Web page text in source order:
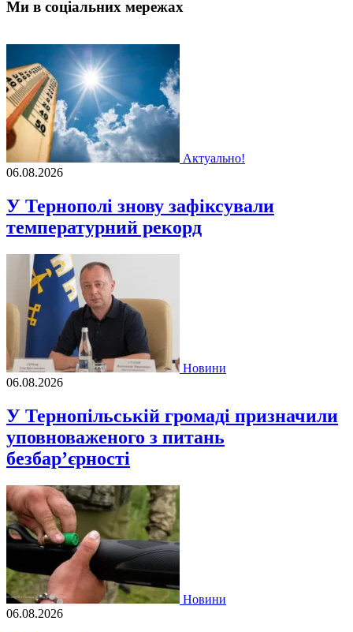
Ми в соціальних мережах
Актуально!
06.08.2026
У Тернополі знову зафіксували
температурний рекорд
Новини
06.08.2026
У Тернопільській громаді призначили
уповноваженого з питань
безбар’єрності
Новини
06.08.2026